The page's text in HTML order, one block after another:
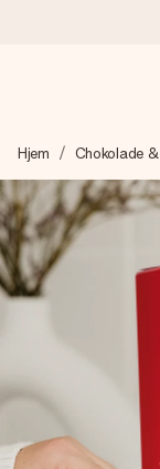
Vi laver din
du kan give
betyder
4,7 (baseret
Vores gaver
Gratis kort
Hjem Chokolade